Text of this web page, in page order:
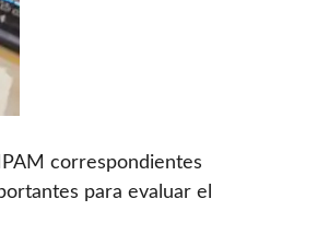
correspondientes
para evaluar el